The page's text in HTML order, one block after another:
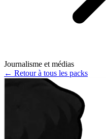
Journalisme et médias
← Retour à tous les packs